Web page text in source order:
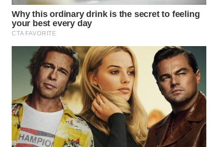
WN
MAJALENGKA
WN
SUBANG
WN
SUKABUMI
WN
PURWAKARTA